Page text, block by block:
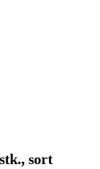
sort